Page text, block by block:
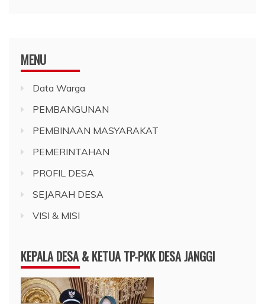
MENU
Data Warga
PEMBANGUNAN
PEMBINAAN MASYARAKAT
PEMERINTAHAN
PROFIL DESA
SEJARAH DESA
VISI & MISI
KEPALA DESA & KETUA TP-PKK DESA JANGGI